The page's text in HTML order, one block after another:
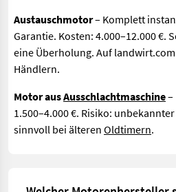
Austauschmotor– Komplett
Garantie. Kosten: 4.000–12.000 €.
eine Überholung. Auf
Händlern.
Motor ausAusschlachtmaschine–
1.500–4.000 €. Risiko:
sinnvoll bei älteren Oldtimern.